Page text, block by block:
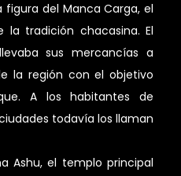
del Manca Carga, el
la tradición chacasina. El
sus mercancías a
la región con el objetivo
A los habitantes de
todavía los llaman
Ashu, el templo principal